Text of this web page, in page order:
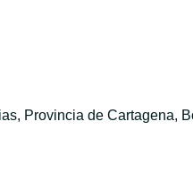
Provincia de Cartagena,